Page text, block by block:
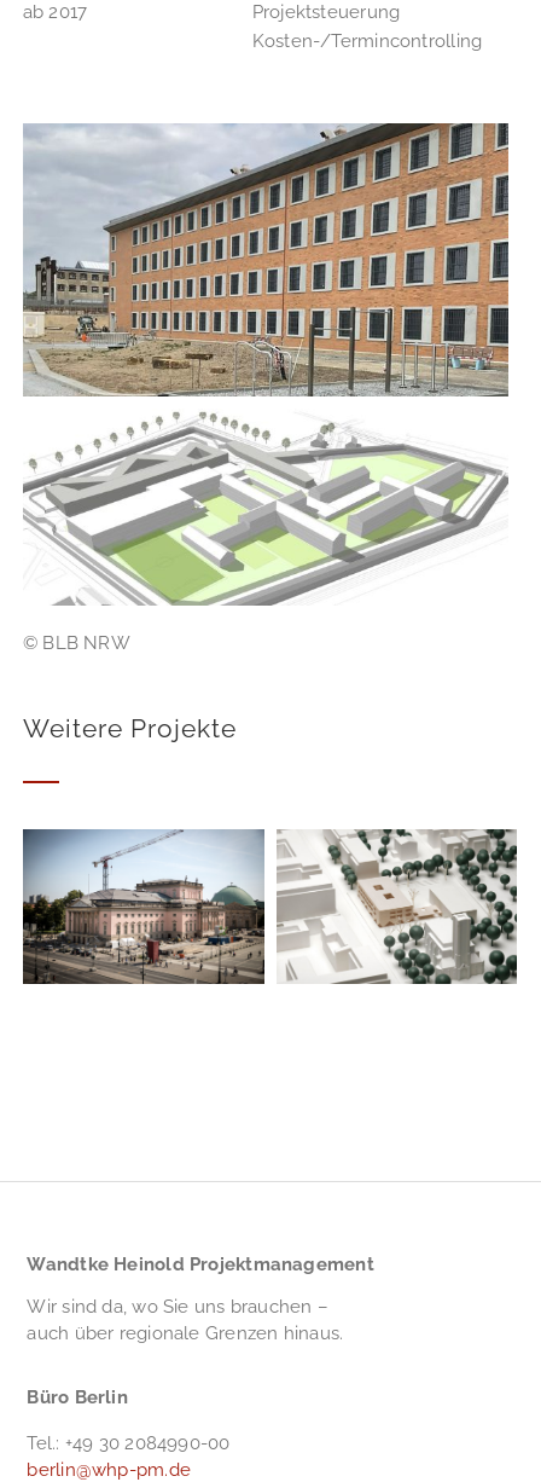
ab 2017
Projektsteuerung
Kosten-/Termincontrolling
© BLB NRW
Weitere Projekte
Staatsoper Unter
den Linden, Berlin
Kultur | Denkmal
Neubau
Grundschule
Pufendorfstrasse,
Berlin
Bildung | Schulbau
Wandtke Heinold Projektmanagement
Wir sind da, wo Sie uns brauchen –
auch über regionale Grenzen hinaus.
Büro Berlin
Tel.: +49 30 2084990-00
berlin@whp-pm.de